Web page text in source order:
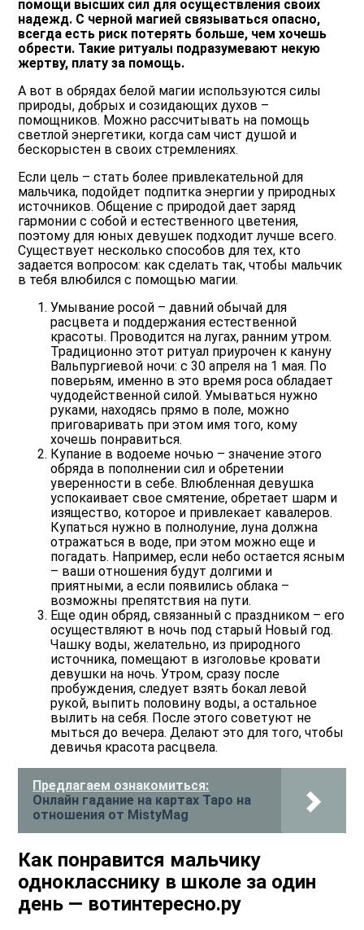
помощи высших сил для осуществления своих
надежд. С черной магией связываться опасно,
всегда есть риск потерять больше, чем хочешь
обрести. Такие ритуалы подразумевают некую
жертву, плату за помощь.
А вот в обрядах белой магии используются силы
природы, добрых и созидающих духов –
помощников. Можно рассчитывать на помощь
светлой энергетики, когда сам чист душой и
бескорыстен в своих стремлениях.
Если цель – стать более привлекательной для
мальчика, подойдет подпитка энергии у природных
источников. Общение с природой дает заряд
гармонии с собой и естественного цветения,
поэтому для юных девушек подходит лучше всего.
Существует несколько способов для тех, кто
задается вопросом: как сделать так, чтобы мальчик
в тебя влюбился с помощью магии.
Умывание росой – давний обычай для
расцвета и поддержания естественной
красоты. Проводится на лугах, ранним утром.
Традиционно этот ритуал приурочен к кануну
Вальпургиевой ночи: с 30 апреля на 1 мая. По
поверьям, именно в это время роса обладает
чудодейственной силой. Умываться нужно
руками, находясь прямо в поле, можно
приговаривать при этом имя того, кому
хочешь понравиться.
Купание в водоеме ночью – значение этого
обряда в пополнении сил и обретении
уверенности в себе. Влюбленная девушка
успокаивает свое смятение, обретает шарм и
изящество, которое и привлекает кавалеров.
Купаться нужно в полнолуние, луна должна
отражаться в воде, при этом можно еще и
погадать. Например, если небо остается ясным
– ваши отношения будут долгими и
приятными, а если появились облака –
возможны препятствия на пути.
Еще один обряд, связанный с праздником – его
осуществляют в ночь под старый Новый год.
Чашку воды, желательно, из природного
источника, помещают в изголовье кровати
девушки на ночь. Утром, сразу после
пробуждения, следует взять бокал левой
рукой, выпить половину воды, а остальное
вылить на себя. После этого советуют не
мыться до вечера. Делают это для того, чтобы
девичья красота расцвела.
Предлагаем ознакомиться:
Онлайн гадание на картах Таро на
отношения от MistyMag
Как понравится мальчику
однокласснику в школе за один
день — вотинтересно.ру